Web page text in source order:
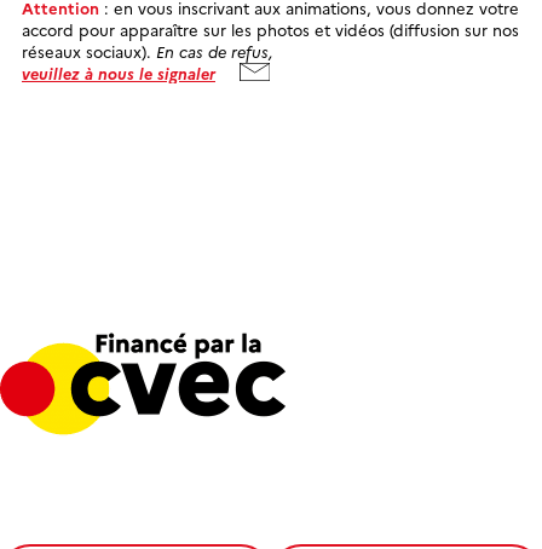
Attention : en vous inscrivant aux animations, vous donnez votre
accord pour apparaître sur les photos et vidéos (diffusion sur nos
réseaux sociaux). En cas de refus,
veuillez à nous le signaler